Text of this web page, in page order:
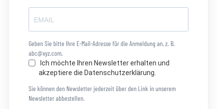
Geben Sie bitte Ihre E-Mail-Adresse für die Anmeldung an, z. B.
abc@xyz.com.
Ich möchte Ihren Newsletter erhalten und
akzeptiere die Datenschutzerklärung.
Sie können den Newsletter jederzeit über den Link in unserem
Newsletter abbestellen.